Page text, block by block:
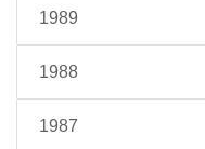
1989
1988
1987